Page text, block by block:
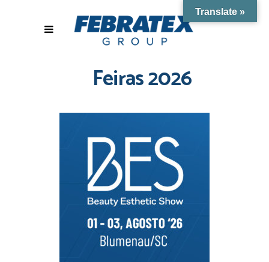
Feiras 2026
Translate »